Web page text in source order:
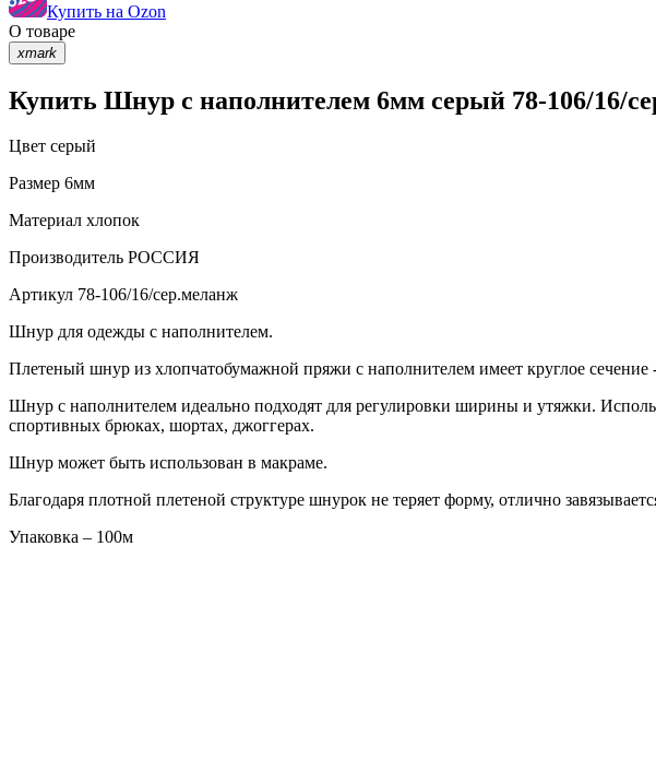
Купить на Ozon
О товаре
xmark
Купить Шнур с наполнителем 6мм серый 78-106/16/
Цвет серый
Размер 6мм
Материал хлопок
Производитель РОССИЯ
Артикул 78-106/16/сер.меланж
Шнур для одежды с наполнителем.
Плетеный шнур из хлопчатобумажной пряжи с наполнителем имеет круглое сечение
Шнур с наполнителем идеально подходят для регулировки ширины и утяжки.
спортивных брюках, шортах, джоггерах.
Шнур может быть использован в макраме.
Благодаря плотной плетеной структуре шнурок не теряет форму, отлично
Упаковка – 100м